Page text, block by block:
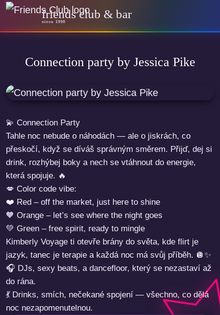
friends club & bar
since 1998
Connection party by Jessica Pike
💫 Connection Party
Tahle noc nebude o náhodách — ale o jiskrách, co
přeskočí, když se díváš správným směrem. Přijď, dej si
drink, rozhýbej boky a nech se vtáhnout do energie,
která spojuje. 🔥
💋 Color code vibe:
❤️ Red – off the market, just here to shine
🧡 Orange – let’s see where the night goes
💚 Green – free spirit, ready to mingle
Kimberly Voyage ti otevře brány do světa, kde flirt je
jazyk, tanec je terapie a každá noc má svůj příběh. 🪩✨
🎧 DJs, sexy beats, a dancefloor, který se nezastaví až
do rána.
💃 Drinks, smích, nečekané spojení — všechno, co dělá
noc nezapomenutelnou.